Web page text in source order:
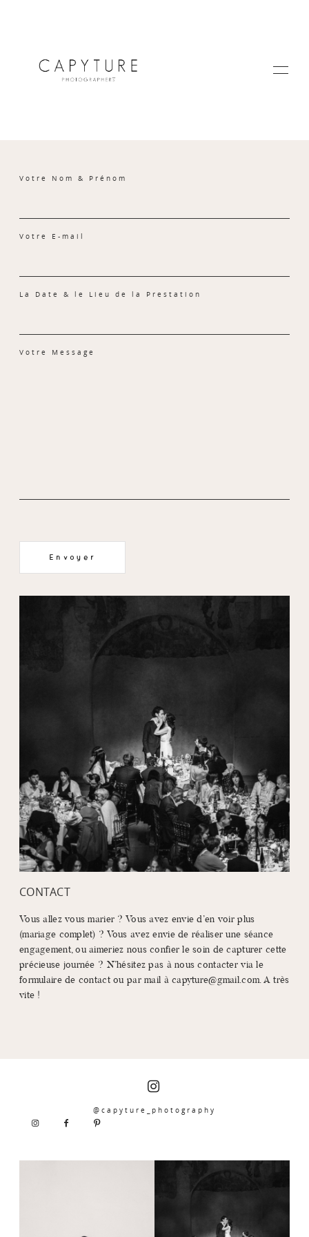
HOME
A PROPOS
CONTACT
Vous allez vous marier ? Vous avez envie d’en voir plus
(mariage complet) ? Vous avez envie de réaliser une séance
engagement, ou aimeriez nous confier le soin de capturer cette
précieuse journée ? N’hésitez pas à nous contacter via le
formulaire de contact ou par mail à capyture@gmail.com. A très
vite !
Votre Nom & Prénom
Votre E-mail
La Date & le Lieu de la Prestation
Votre Message
@capyture_photography